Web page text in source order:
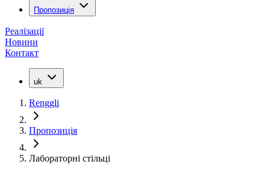
Пропозиція
Реалізації
Новини
Контакт
uk
Renggli
Пропозиція
Лабораторні стільці